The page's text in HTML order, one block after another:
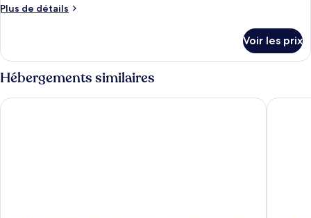
Plus de détails
Plus
le
type
de
Cabane
Voir les prix
Hébergements similaires
Jaz Crown Prince Nile Cruise - Every Monday from Luxor
JAZ